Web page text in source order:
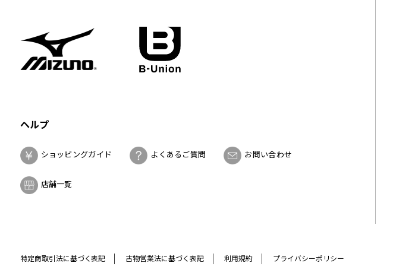
ヘルプ
ショッピングガイド よくあるご質問 お問い合わせ
店舗一覧
特定商取引法に基づく表記 古物営業法に基づく表記 利用規約 プライバシーポリシー